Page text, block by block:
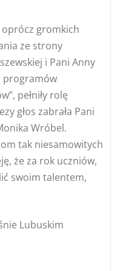
oprócz gromkich
ze strony
i Pani Anny
programów
pełniły rolę
głos zabrała Pani
Wróbel.
tak niesamowitych
że za rok uczniów,
swoim talentem,
Lubuskim